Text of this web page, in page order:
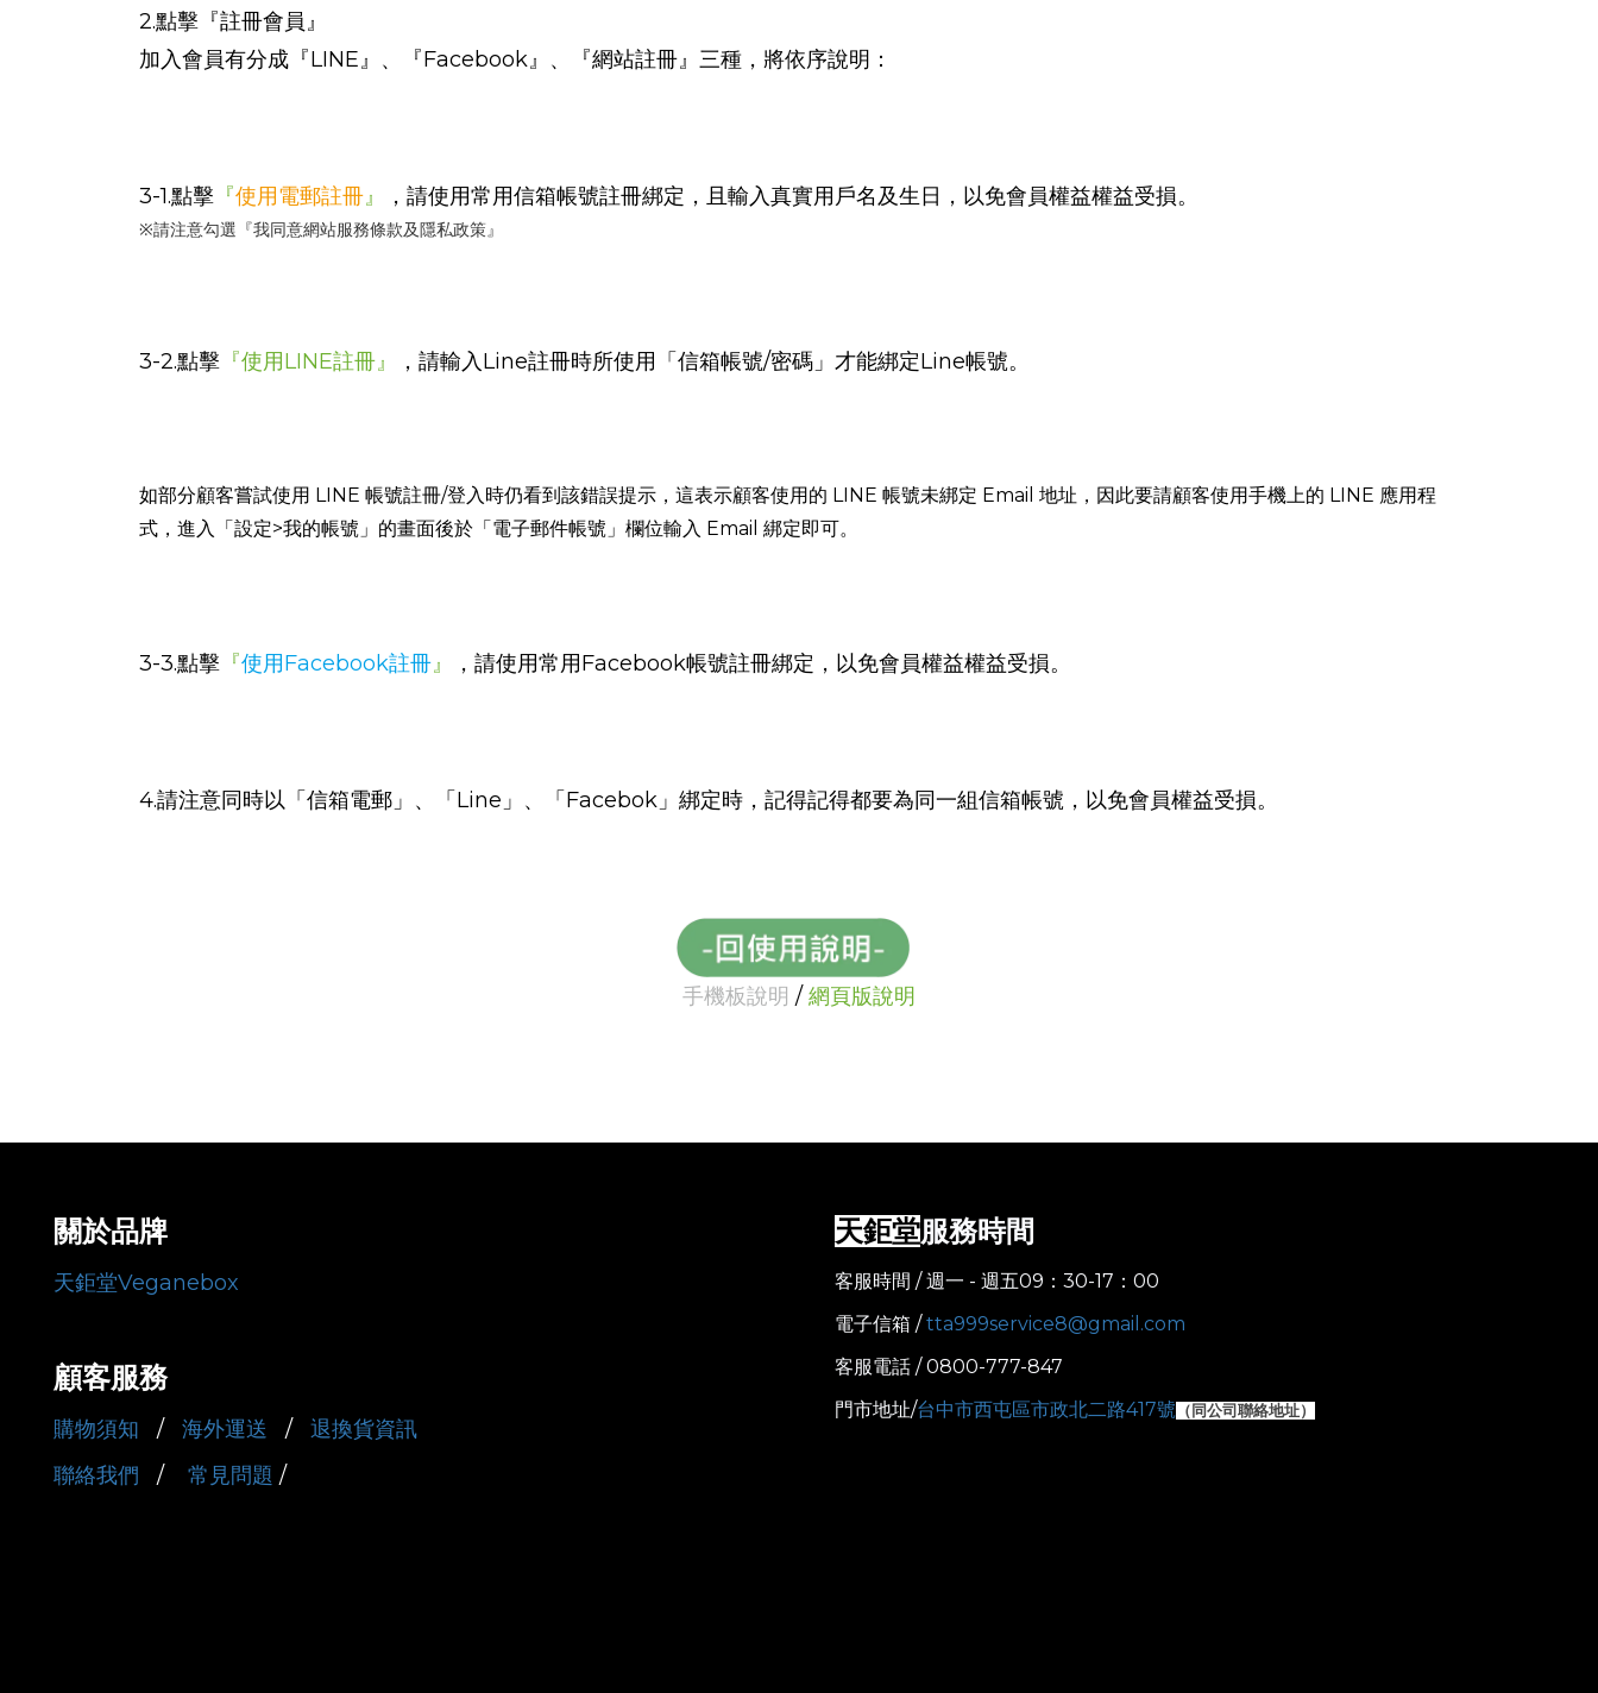
2.點擊『註冊會員』
加入會員有分成『LINE』、『Facebook』、
『網站註冊』三種，將依序說明：
3-1.點擊 『使用電郵註冊』 ，請使用常用信箱帳號註冊綁定，且輸入真實用戶名及生日，以免會員權益權益受損。
※請注意勾選『我同意網站服務條款及隱私政策』
3-2.點擊 『使用LINE註冊』 ，請輸入Line註冊時所使用「信箱帳號/密碼」才能綁定Line帳號。
如部分顧客嘗試使用 LINE 帳號註冊/登入時仍看到該錯誤提示，這表示顧客使用的 LINE 帳號未綁定 Email 地址，因此要請顧客使用手機上的 LINE 應用程
式，進入「設定>我的帳號」的畫面後於「電子郵件帳號」欄位輸入 Email 綁定即可。
3-3.點擊 『使用Facebook註冊』 ，請使用常用Facebook帳號註冊綁定，以免會員權益權益受損。
4.請注意同時以「信箱電郵」、「Line」、 「Facebok」綁定時，記得記得都要為同一組信箱帳號，以免會員權益受損。
手機板說明 / 網頁版說明
關於品牌
天鉅堂Veganebox
顧客服務
購物須知 / 海外運送 / 退換貨資訊
聯絡我們
/ 常見問題 /
天鉅堂服務時間
客服時間 / 週一 - 週五09：30-17：00
電子信箱 /tta999service8@gmail.com
客服電話 / 0800-777-847
門市地址/台中市西屯區市政北二路417號 （ 同公司聯絡地址）